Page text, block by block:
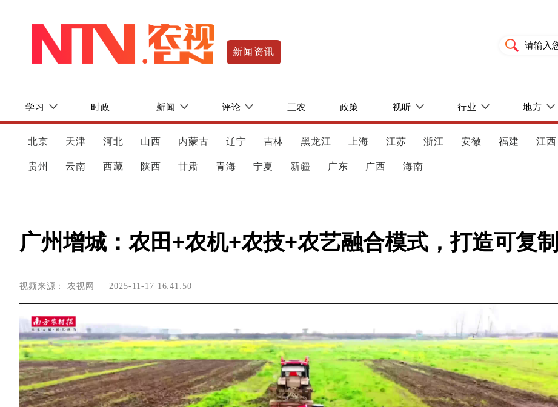
新闻资讯
学习 时政 新闻 评论 三农 政策 视听 行业 地方
北京 天津 河北 山西 内蒙古 辽宁 吉林 黑龙江 上海 江苏 浙江 安徽 福建 江西
贵州 云南 西藏 陕西 甘肃 青海 宁夏 新疆 广东 广西 海南
广州增城：农田+农机+农技+农艺融合模式，打造可复
视频来源：农视网 2025-11-17 16:41:50